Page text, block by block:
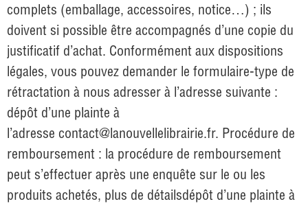
complets (emballage, accessoires, notice…) ; ils
doivent si possible être accompagnés d’une copie du
justificatif d’achat. Conformément aux dispositions
légales, vous pouvez demander le formulaire-type de
rétractation à nous adresser à l’adresse suivante :
dépôt d’une plainte à
l’adresse contact@lanouvellelibrairie.fr. Procédure de
remboursement : la procédure de remboursement
peut s’effectuer après une enquête sur le ou les
produits achetés, plus de détailsdépôt d’une plainte à